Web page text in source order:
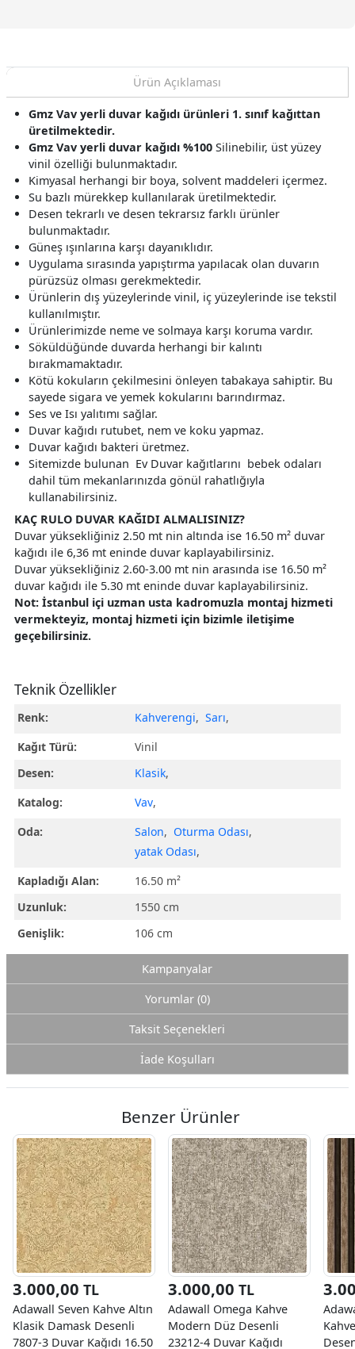
Ürün Açıklaması
Gmz Vav yerli duvar kağıdı ürünleri 1. sınıf kağıttan
üretilmektedir.
Gmz Vav yerli duvar kağıdı %100 Silinebilir, üst yüzey
vinil özelliği bulunmaktadır.
Kimyasal herhangi bir boya, solvent maddeleri içermez.
Su bazlı mürekkep kullanılarak üretilmektedir.
Desen tekrarlı ve desen tekrarsız farklı ürünler
bulunmaktadır.
Güneş ışınlarına karşı dayanıklıdır.
Uygulama sırasında yapıştırma yapılacak olan duvarın
pürüzsüz olması gerekmektedir.
Ürünlerin dış yüzeylerinde vinil, iç yüzeylerinde ise tekstil
kullanılmıştır.
Ürünlerimizde neme ve solmaya karşı koruma vardır.
Söküldüğünde duvarda herhangi bir kalıntı
bırakmamaktadır.
Kötü kokuların çekilmesini önleyen tabakaya sahiptir. Bu
sayede sigara ve yemek kokularını barındırmaz.
Ses ve Isı yalıtımı sağlar.
Duvar kağıdı rutubet, nem ve koku yapmaz.
Duvar kağıdı bakteri üretmez.
Sitemizde bulunan Ev Duvar kağıtlarını bebek odaları
dahil tüm mekanlarınızda gönül rahatlığıyla
kullanabilirsiniz.
KAÇ RULO DUVAR KAĞIDI ALMALISINIZ?
Duvar yüksekliğiniz 2.50 mt nin altında ise 16.50 m² duvar
kağıdı ile 6,36 mt eninde duvar kaplayabilirsiniz.
Duvar yüksekliğiniz 2.60-3.00 mt nin arasında ise 16.50 m²
duvar kağıdı ile 5.30 mt eninde duvar kaplayabilirsiniz.
Not: İstanbul içi uzman usta kadromuzla montaj hizmeti
vermekteyiz, montaj hizmeti için bizimle iletişime
geçebilirsiniz.
Teknik Özellikler
Renk: Kahverengi, Sarı,
Kağıt Türü:
Vinil
Desen:
Klasik,
Katalog:
Vav,
Oda:
Salon, Oturma Odası,
yatak Odası,
Kapladığı Alan:
16.50 m²
Uzunluk:
1550 cm
Genişlik:
106 cm
Kampanyalar
Yorumlar (0)
Taksit Seçenekleri
İade Koşulları
Benzer Ürünler
3.000,00 TL
Adawall Seven Kahve Altın
Klasik Damask Desenli
7807-3 Duvar Kağıdı 16.50
3.000,00 TL
Adawall Omega Kahve
Modern Düz Desenli
23212-4 Duvar Kağıdı